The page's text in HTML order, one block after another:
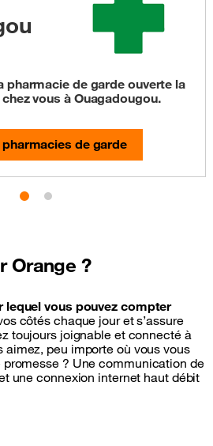
pharmacie de garde ouverte la
vous à Ouagadougou.
de garde
Orange ?
lequel vous pouvez compter
côtés chaque jour et s’assure
toujours joignable et connecté à
aimez, peu importe où vous vous
promesse ? Une communication de
une connexion internet haut débit